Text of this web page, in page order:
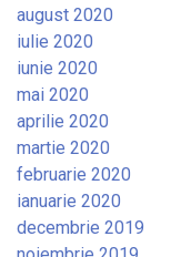
august 2020
iulie 2020
iunie 2020
mai 2020
aprilie 2020
martie 2020
februarie 2020
ianuarie 2020
decembrie 2019